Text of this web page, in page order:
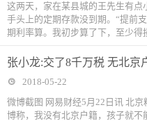
这两天，家在某县城的王先生有
手头上的定期存款没到期。“提前
期利率算。我初步算了下，至少得
张小龙:交了8千万税 无北京
2018-05-22
微博截图 网易财经5月22日讯 北
博称，我没有北京户籍，孩子就